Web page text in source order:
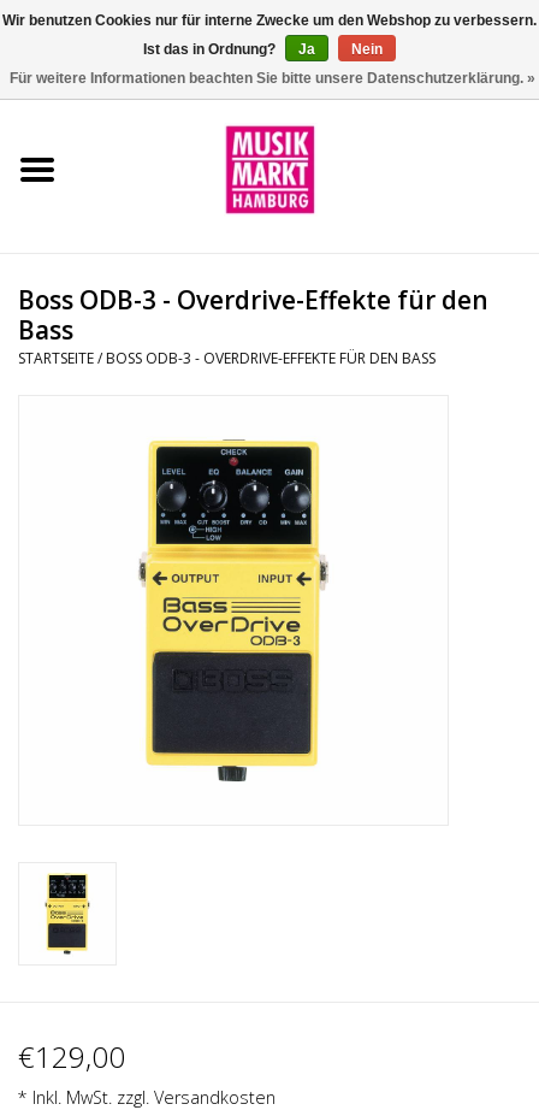
Aktion
Drums
Tasteninstrumente
Star-Club Merch
Noten-Zubehör
Boss ODB-3 - Overdrive-Effekte für den
Bass
STARTSEITE/ BOSS ODB-3 - OVERDRIVE-EFFEKTE FÜR DEN BASS
€129,00
* Inkl. MwSt. zzgl. Versandkosten
Wir benutzen Cookies nur für interne Zwecke um den Webshop zu verbessern.
Ist das in Ordnung?
Ja
Nein
Für weitere Informationen beachten Sie bitte unsere Datenschutzerklärung. »